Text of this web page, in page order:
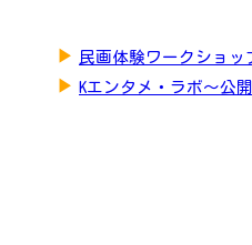
▶ 民画体験ワークショ
▶ Kエンタメ・ラボ～公